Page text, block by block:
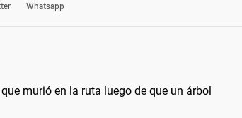
Whatsapp
murió en la ruta luego de que un árbol